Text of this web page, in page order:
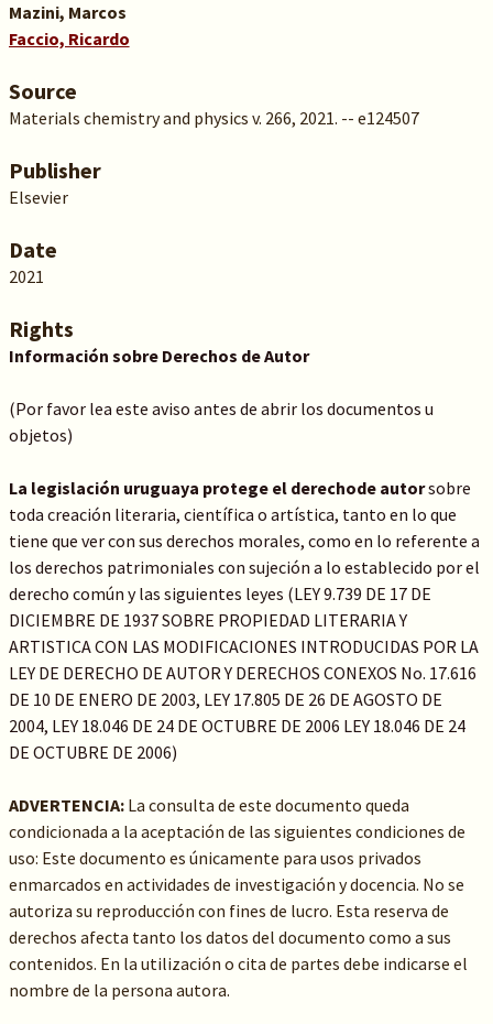
Mazini, Marcos
Faccio, Ricardo
Source
Materials chemistry and physics v. 266, 2021. -- e124507
Publisher
Elsevier
Date
2021
Rights
Información sobre Derechos de Autor
(Por favor lea este aviso antes de abrir los documentos u
objetos)
La legislación uruguaya protege el derechode autorsobre
toda creación literaria, científica o artística, tanto en lo que
tiene que ver con sus derechos morales, como en lo referente a
los derechos patrimoniales con sujeción a lo establecido por el
derecho común y las siguientes leyes (LEY 9.739 DE 17 DE
DICIEMBRE DE 1937 SOBRE PROPIEDAD LITERARIA Y
ARTISTICA CON LAS MODIFICACIONES INTRODUCIDAS POR LA
LEY DE DERECHO DE AUTOR Y DERECHOS CONEXOS No. 17.616
DE 10 DE ENERO DE 2003, LEY 17.805 DE 26 DE AGOSTO DE
2004, LEY 18.046 DE 24 DE OCTUBRE DE 2006 LEY 18.046 DE 24
DE OCTUBRE DE 2006)
ADVERTENCIA:La consulta de este documento queda
condicionada a la aceptación de las siguientes condiciones de
uso: Este documento es únicamente para usos privados
enmarcados en actividades de investigación y docencia. No se
autoriza su reproducción con fines de lucro. Esta reserva de
derechos afecta tanto los datos del documento como a sus
contenidos. En la utilización o cita de partes debe indicarse el
nombre de la persona autora.